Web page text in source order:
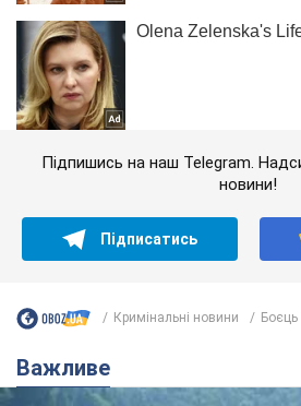
Підпишись на наш Telegram.
новини!
Підписатись
Кримінальні новини Боєць
Важливе